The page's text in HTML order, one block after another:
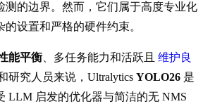
测的边界。然而，它们属于高度专业化
设置和严格的硬件约束。
能平衡 、多任务能力和活跃且 维护良
研究人员来说，Ultralytics YOLO26 是
LLM 启发的优化器与简洁的无 NMS